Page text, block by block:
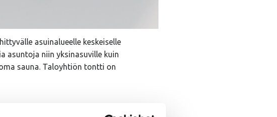
asuinalueelle keskeiselle
asuntoja niin yksinasuville kuin
sauna. Taloyhtiön tontti on